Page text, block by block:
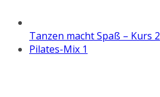
Tanzen macht Spaß – Kurs 2
Pilates-Mix 1